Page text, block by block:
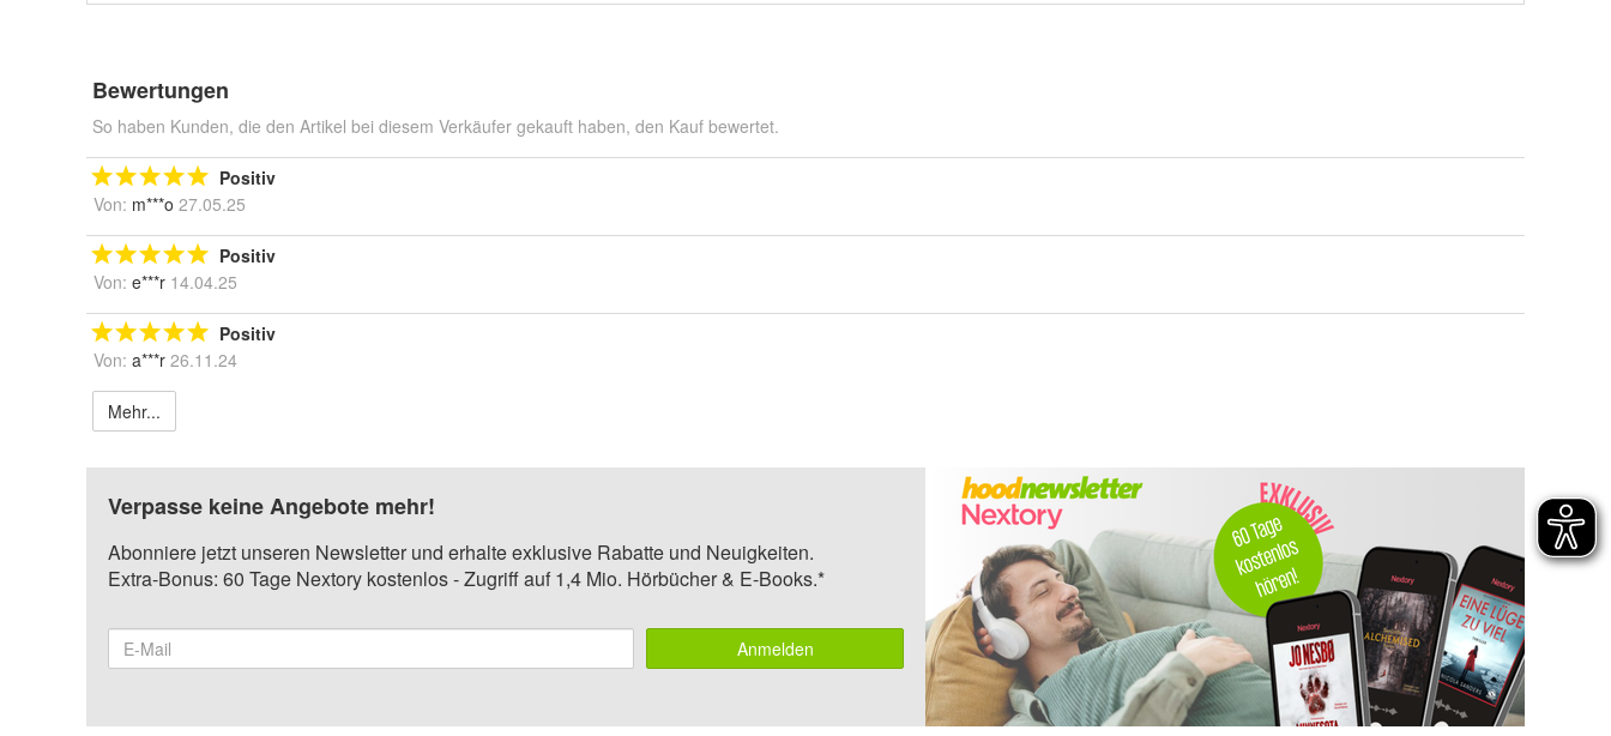
Bewertungen
So haben Kunden, die den Artikel bei diesem Verkäufer gekauft haben, den Kauf bewertet.
Positiv
Von: m***o 27.05.25
Positiv
Von: e***r 14.04.25
Positiv
Von: a***r 26.11.24
Mehr...
Verpasse keine Angebote mehr!
Abonniere jetzt unseren Newsletter und erhalte exklusive Rabatte und Neuigkeiten.
Extra-Bonus: 60 Tage Nextory kostenlos - Zugriff auf 1,4 Mio. Hörbücher & E-Books.*
Anmelden